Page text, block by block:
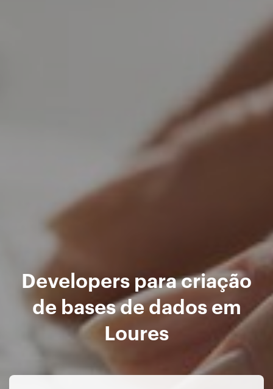
Developers para criação
de bases de dados em
Loures